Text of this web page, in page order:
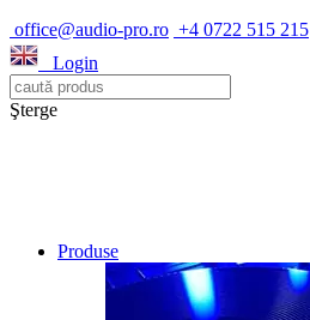
office@audio-pro.ro +4 0722 515 215
Login
Şterge
Produse